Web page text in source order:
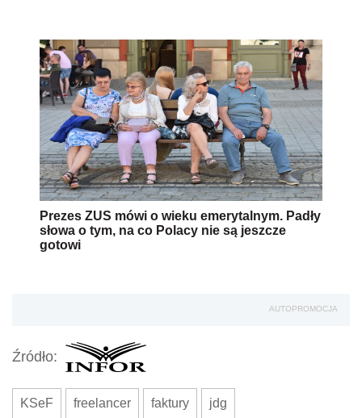
Prezes ZUS mówi o wieku emerytalnym. Padły
słowa o tym, na co Polacy nie są jeszcze
gotowi
AUTOPROMOCJA
Źródło:
KSeF freelancer faktury jdg